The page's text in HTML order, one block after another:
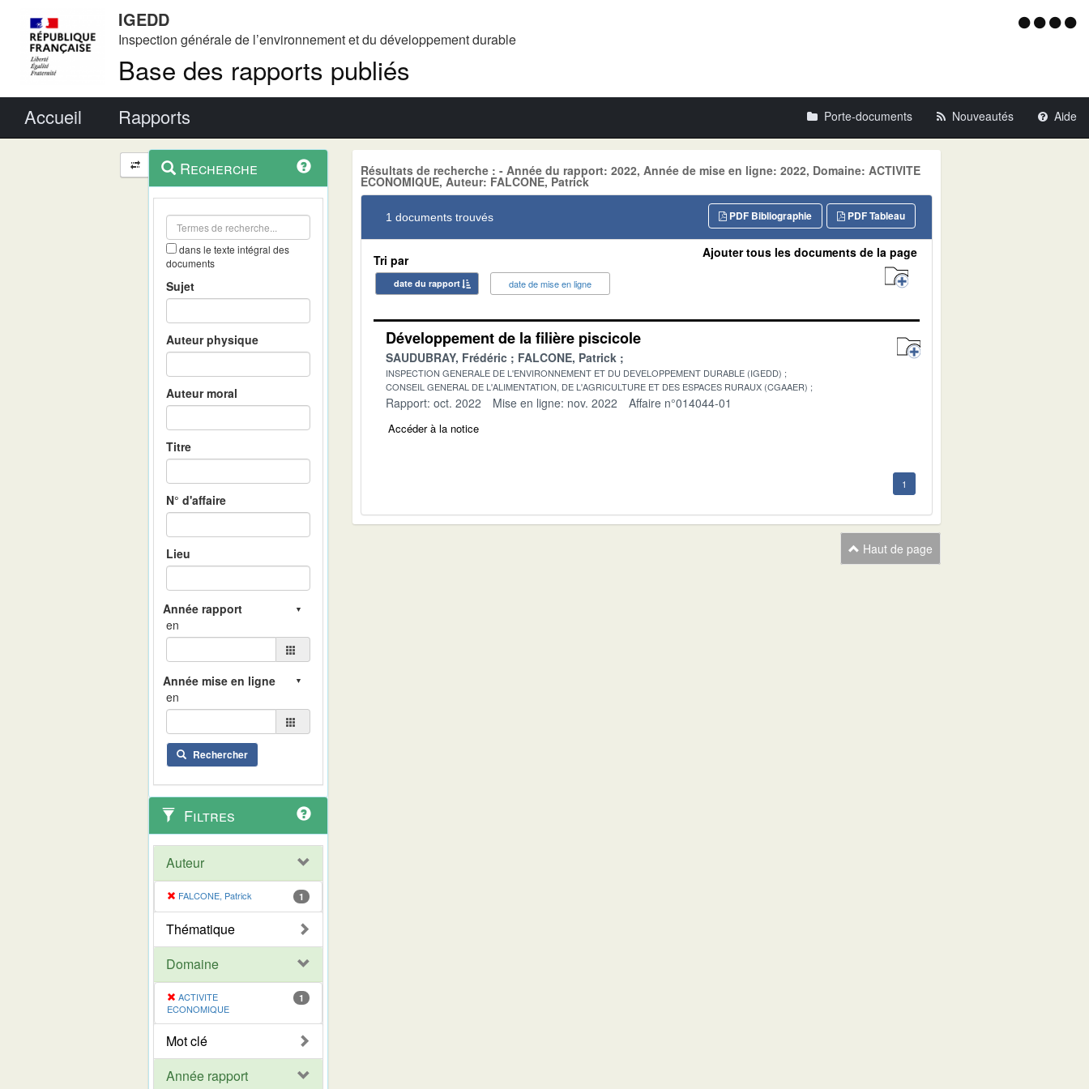
IGEDD
Inspection générale de l’environnement et du développement durable
Base des rapports publiés
Menu
Accueil Rapports Porte-documents Nouveautés Aide
Navigation
et
outils
contextuel
Recherche
dans le texte intégral des
documents
Sujet
Auteur physique
Auteur moral
Titre
N° d'affaire
Lieu
en
en
Rechercher
Filtres
Auteur
FALCONE, Patrick 1
Thématique
Domaine
ACTIVITE
ECONOMIQUE
1
Mot clé
Année rapport
Résultats de recherche : - Année du rapport: 2022, Année de mise en ligne: 2022, Domaine: ACTIVITE
ECONOMIQUE, Auteur: FALCONE, Patrick
1 documents trouvés PDF Tableau
PDF Bibliographie
Tri par
date du rapport date de mise en ligne
Ajouter tous les documents de la page
Développement de la filière piscicole
SAUDUBRAY, Frédéric FALCONE, Patrick
INSPECTION GENERALE DE L'ENVIRONNEMENT ET DU DEVELOPPEMENT DURABLE (IGEDD)
CONSEIL GENERAL DE L'ALIMENTATION, DE L'AGRICULTURE ET DES ESPACES RURAUX (CGAAER)
Rapport: oct. 2022 Mise en ligne: nov. 2022 Affaire n°014044-01
Accéder à la notice
1
Haut de page